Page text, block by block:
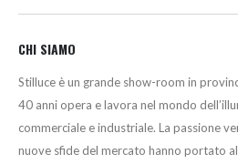
CHI SIAMO
Stilluce è un grande show-room in
40 anni opera e lavora nel mondo
commerciale e industriale. La passione
nuove sfide del mercato hanno portato